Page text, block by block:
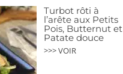
Turbot rôti à
l’arête aux Petits
Pois, Butternut et
Patate douce
>>> VOIR